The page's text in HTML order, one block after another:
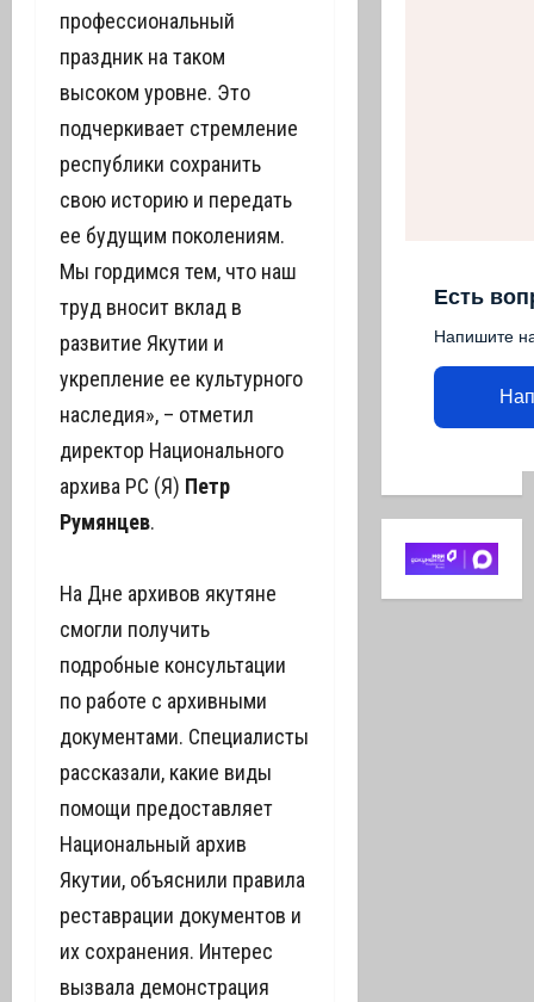
профессиональный
праздник на таком
высоком уровне. Это
подчеркивает стремление
республики сохранить
свою историю и передать
ее будущим поколениям.
Мы гордимся тем, что наш
труд вносит вклад в
развитие Якутии и
укрепление ее культурного
наследия», – отметил
директор Национального
архива РС (Я) Петр
Румянцев.
На Дне архивов якутяне
смогли получить
подробные консультации
по работе с архивными
документами. Специалисты
рассказали, какие виды
помощи предоставляет
Национальный архив
Якутии, объяснили правила
реставрации документов и
их сохранения. Интерес
вызвала демонстрация
Есть
Напишите